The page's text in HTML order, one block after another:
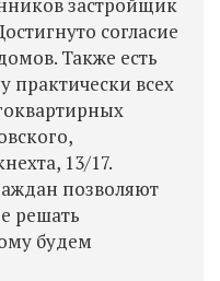
согласие
Также есть
практически всех
13/17.
позволяют
решать
будем